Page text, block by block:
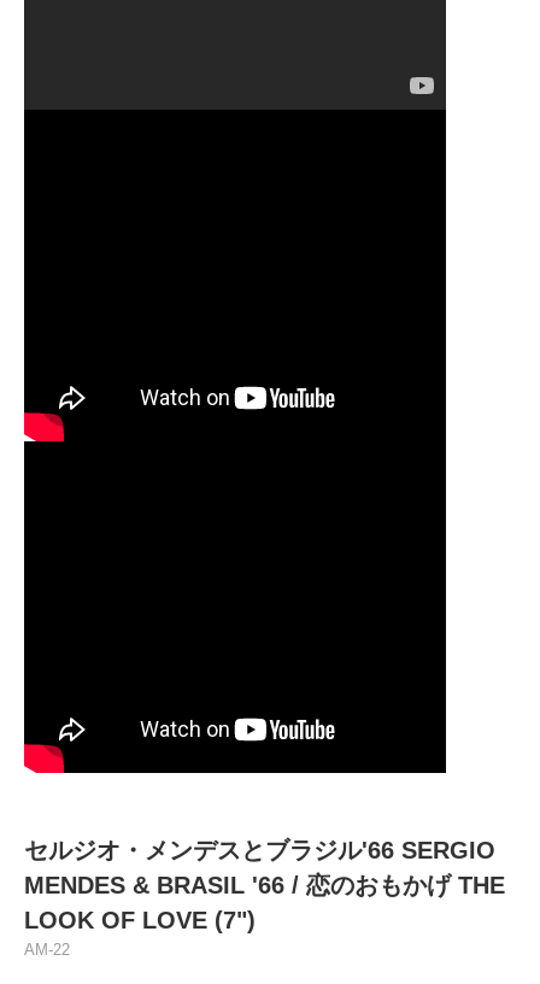
セルジオ・メンデスとブラジル'66 SERGIO
MENDES & BRASIL '66 / 恋のおもかげ THE
LOOK OF LOVE (7")
AM-22